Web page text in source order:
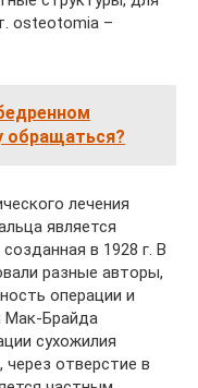
osteotomia –
обращаться?
лечения
является
в 1928 г. В
разные авторы,
операции и
Мак-Брайда
сухожилия
отверстие в